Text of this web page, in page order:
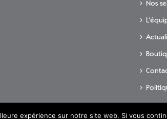
Nos
expérience sur notre site web. Si vous